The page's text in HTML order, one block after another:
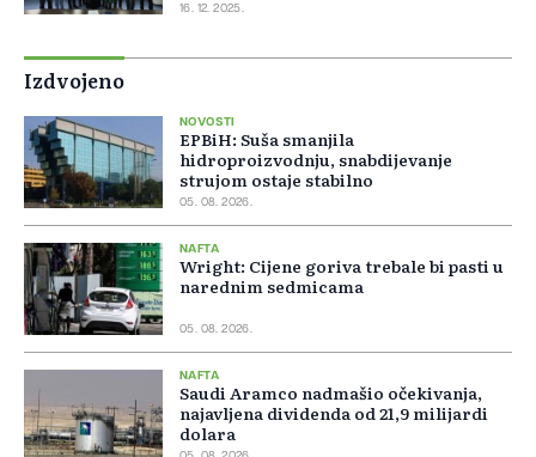
16. 12. 2025.
Izdvojeno
NOVOSTI
EPBiH: Suša smanjila
hidroproizvodnju, snabdijevanje
strujom ostaje stabilno
05. 08. 2026.
NAFTA
Wright: Cijene goriva trebale bi pasti u
narednim sedmicama
05. 08. 2026.
NAFTA
Saudi Aramco nadmašio očekivanja,
najavljena dividenda od 21,9 milijardi
dolara